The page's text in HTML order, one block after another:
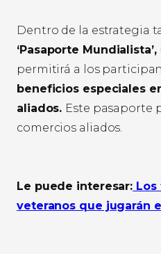
Dentro de la estrategia
‘Pasaporte Mundialista’,
permitirá a los
beneficios especiales
aliados. Este pasaporte
comercios aliados.
Le puede interesar: Los
veteranos que jugarán